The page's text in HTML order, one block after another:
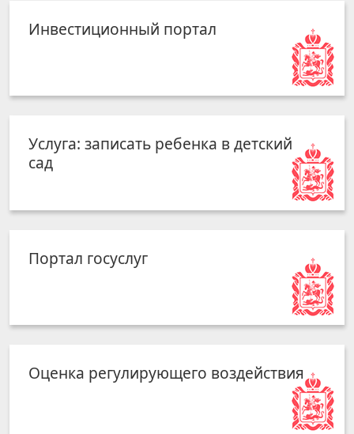
Инвестиционный портал
Услуга: записать ребенка в детский
сад
Портал госуслуг
Оценка регулирующего воздействия